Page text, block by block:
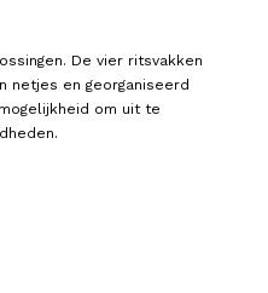
De vier ritsvakken
netjes en georganiseerd
om uit te